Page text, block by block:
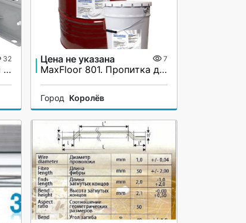
32
Несъёмная опалубка для бетонного пола. Закладной профиль. Деформационный шов
Цена не указана 7
MaxFloor 801. Пропитка для бетонной поверхности
Город Королёв